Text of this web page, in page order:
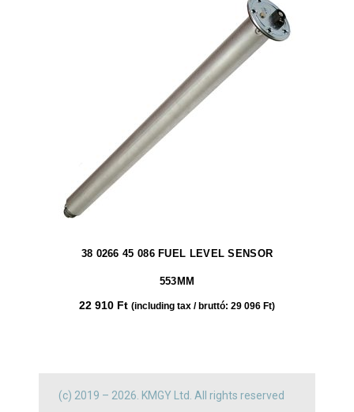
38 0266 45 086 FUEL LEVEL SENSOR
553MM
22 910 Ft (including tax / bruttó: 29 096 Ft)
(c) 2019 – 2026. KMGY Ltd. All rights reserved